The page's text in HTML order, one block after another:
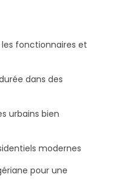
fonctionnaires et
dans des
urbains bien
modernes
pour une